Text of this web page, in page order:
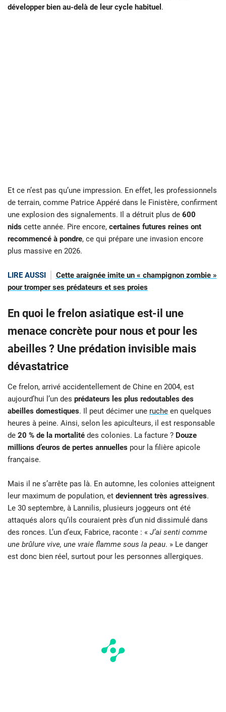
développer bien au-delà de leur cycle habituel .
Et ce n’est pas qu’une impression. En effet, les professionnels
de terrain, comme Patrice Appéré dans le Finistère, confirment
une explosion des signalements. Il a détruit plus de 600
nids cette année. Pire encore, certaines futures reines ont
recommencé à pondre, ce qui prépare une invasion encore
plus massive en 2026.
LIRE AUSSI
Cette araignée imite un « champignon zombie »
pour tromper ses prédateurs et ses proies
En quoi le frelon asiatique est-il une
menace concrète pour nous et pour les
abeilles ? Une prédation invisible mais
dévastatrice
Ce frelon, arrivé accidentellement de Chine en 2004, est
aujourd’hui l’un des prédateurs les plus redoutables des
abeilles domestiques. Il peut décimer une ruche en quelques
heures à peine. Ainsi, selon les apiculteurs, il est responsable
de 20 % de la mortalité des colonies. La facture ? Douze
millions d’euros de pertes annuelles pour la filière apicole
française.
Mais il ne s’arrête pas là. En automne, les colonies atteignent
leur maximum de population, et deviennent très agressives.
Le 30 septembre, à Lannilis, plusieurs joggeurs ont été
attaqués alors qu’ils couraient près d’un nid dissimulé dans
des ronces. L’un d’eux, Fabrice, raconte : « J’ai senti comme
une brûlure vive, une vraie flamme sous la peau. » Le danger
est donc bien réel, surtout pour les personnes allergiques.